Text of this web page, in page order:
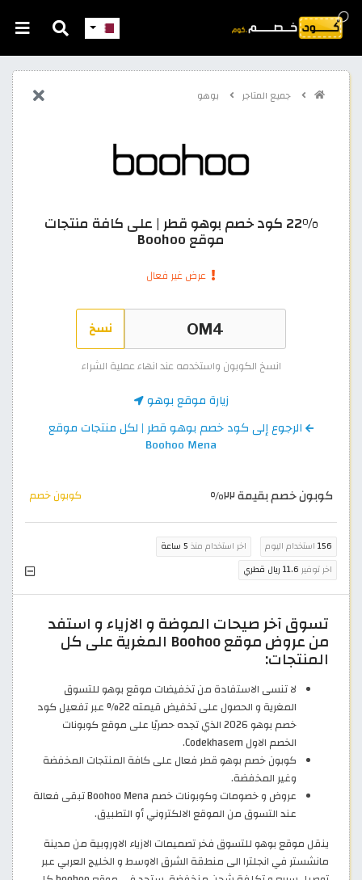
جميع المتاجر بوهو
22% كود خصم بوهو قطر | على كافة منتجات
موقع Boohoo
عرض غير فعال
نسخ
انسخ الكوبون واستخدمه عند انهاء عملية الشراء
زيارة موقع بوهو
الرجوع إلى كود خصم بوهو قطر | لكل منتجات موقع
Boohoo Mena
كوبون خصم بقيمة ٢٢% كوبون خصم
156 استخدام اليوم اخر استخدام منذ 5 ساعة
اخر توفير 11.6 ريال قطري
تسوق آخر صيحات الموضة و الازياء و استفد
من عروض موقع Boohoo المغرية على كل
المنتجات:
لا تنسى الاستفادة من تخفيضات موقع بوهو للتسوق
المغرية و الحصول على تخفيض قيمته 22% عبر تفعيل كود
خصم بوهو 2026 الذي تجده حصريًا على موقع كوبونات
الخصم الاول Codekhasem.
كوبون خصم بوهو قطر فعال على كافة المنتجات المخفضة
وغير المخفضة.
عروض و خصومات وكوبونات خصم Boohoo Mena تبقى فعالة
عند التسوق من الموقع الالكتروني أو التطبيق.
ينقل موقع بوهو للتسوق فخر تصميمات الازياء الاوروبية من مدينة
مانشستر في انجلترا الى منطقة الشرق الاوسط و الخليج العربي عبر